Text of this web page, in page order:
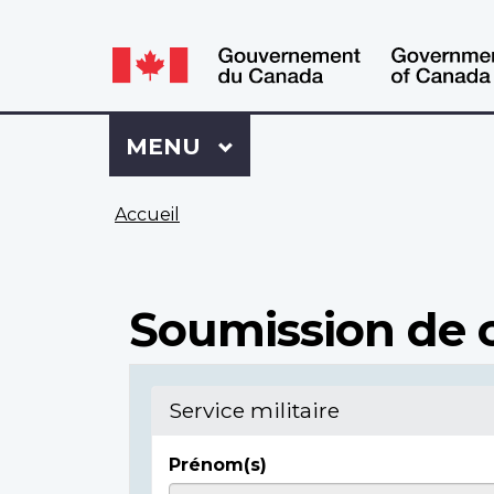
Language
switcher
Language
switcher
Se
connecter
à
Dossier
Menu
MENU PRINCIPAL
Accueil
Soumission de
Service militaire
Prénom(s)